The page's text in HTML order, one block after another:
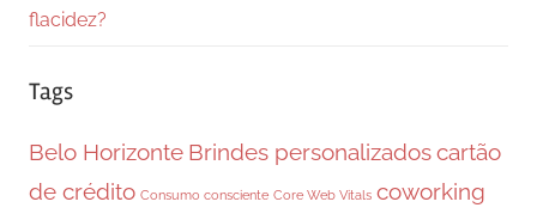
flacidez?
Tags
Belo Horizonte Brindes personalizadoscartão
de crédito Consumo consciente Core Web Vitals coworking